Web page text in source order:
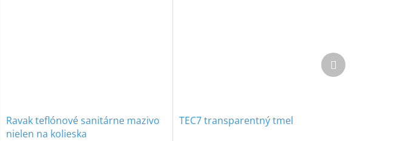
Ravak teflónové sanitárne mazivo
nielen na kolieska
TEC7 transparentný tmel
Ďalší
produkt